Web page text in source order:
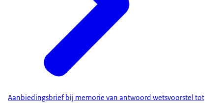
Aanbiedingsbrief bij memorie van antwoord wetsvoorstel tot